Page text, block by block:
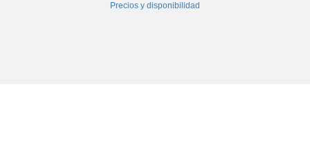
Precios y disponibilidad